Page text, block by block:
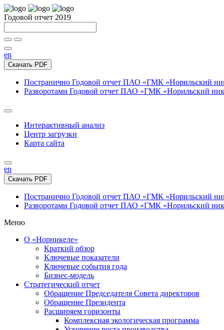
Годовой отчет 2019
en
Скачать PDF
Постранично Годовой отчет ПАО «ГМК «Норильский
Разворотами Годовой отчет ПАО «ГМК «Норильский
Интерактивный анализ
Центр загрузки
Карта сайта
en
Скачать PDF
Постранично Годовой отчет ПАО «ГМК «Норильский
Разворотами Годовой отчет ПАО «ГМК «Норильский
Меню
О «Норникеле»
Краткий обзор
Ключевые показатели
Ключевые события года
Бизнес-модель
Стратегический отчет
Обращение Председателя Совета директоров
Обращение Президента
Расширяем горизонты
Комплексная экологическая программа